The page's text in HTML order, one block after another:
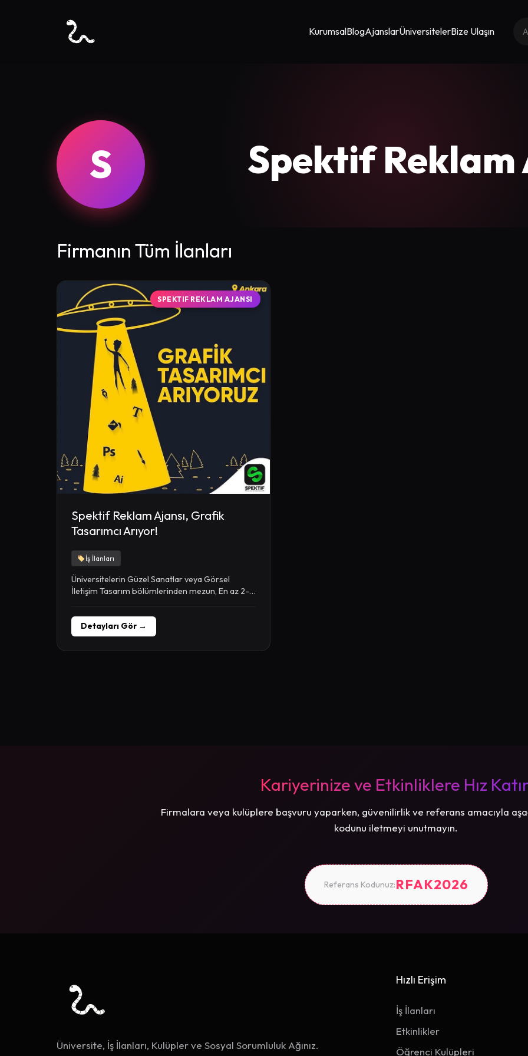
KurumsalBlogAjanslarÜniversitelerBize Ulaşın
S Spektif Reklam
Firmanın Tüm İlanları
SPEKTIF REKLAM AJANSI
Spektif Reklam Ajansı, Grafik
Tasarımcı Arıyor!
İş İlanları
Üniversitelerin Güzel Sanatlar veya Görsel
İletişim Tasarım bölümlerinden mezun, En az 2-3
Detayları Gör →
Kariyerinize ve Etkinliklere Hız
Firmalara veya kulüplere başvuru yaparken, güvenilirlik ve referans amacıyla
kodunu iletmeyi unutmayın.
Referans Kodunuz:RFAK2026
Üniversite, İş İlanları, Kulüpler ve Sosyal Sorumluluk Ağınız.
Hızlı Erişim
İş İlanları
Etkinlikler
Öğrenci Kulüpleri